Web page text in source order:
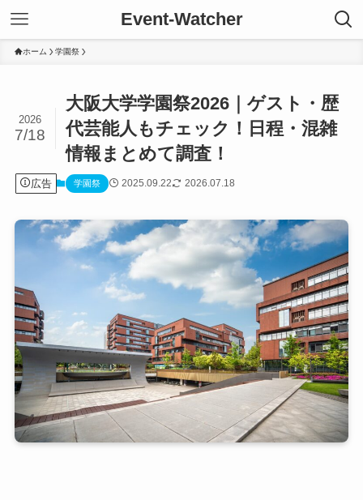
Event-Watcher
ホーム 学園祭
大阪大学学園祭2026｜ゲスト・歴
代芸能人もチェック！日程・混雑
情報まとめて調査！
2026
7/18
広告 学園祭 2025.09.22 2026.07.18